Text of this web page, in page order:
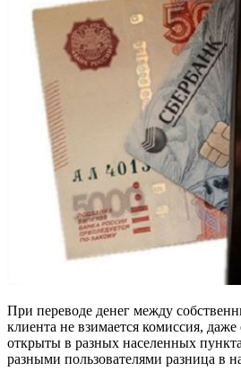
При переводе денег между
клиента не взимается комиссия,
открыты в разных населенных
разными пользователями разница в